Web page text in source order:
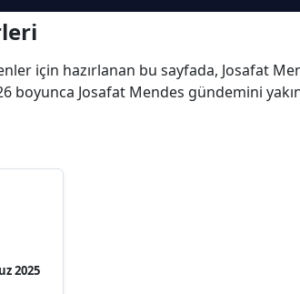
için hazırlanan bu sayfada, Josafat
boyunca Josafat Mendes gündemini
Bek
2025